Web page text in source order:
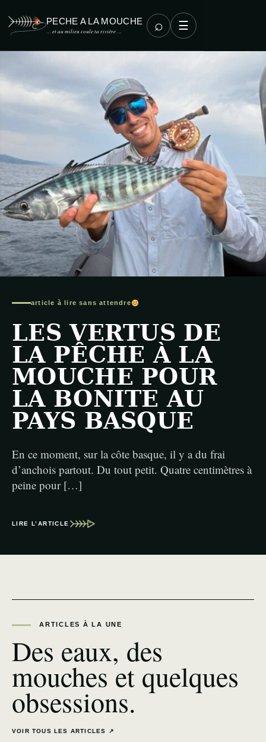
PECHE A LA MOUCHE
… et au milieu coule ta rivière … ⌕ ☰
article à lire sans attendre
LES VERTUS DE
LA PÊCHE À LA
MOUCHE POUR
LA BONITE AU
PAYS BASQUE
En ce moment, sur la côte basque, il y a du frai
d’anchois partout. Du tout petit. Quatre centimètres à
peine pour […]
LIRE L’ARTICLE
ARTICLES À LA UNE
Des eaux, des
mouches et quelques
obsessions.
VOIR TOUS LES ARTICLES ↗